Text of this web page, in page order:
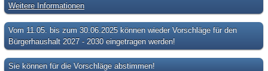
Weitere Informationen
Vom 11.05. bis zum 30.06.2025 können wieder Vorschläge für den
Bürgerhaushalt 2027 - 2030 eingetragen werden!
Sie können für die Vorschläge abstimmen!